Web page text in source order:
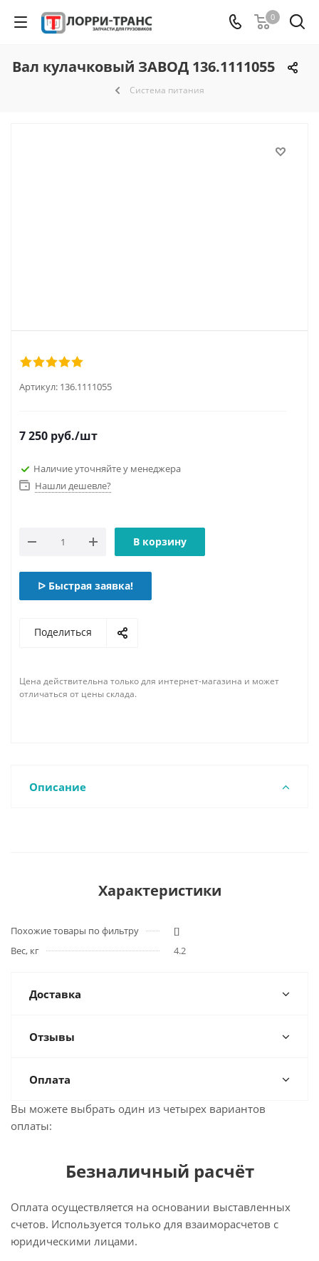
0
Вал кулачковый ЗАВОД 136.1111055
Система питания
Артикул: 136.1111055
7 250 руб./шт
Наличие уточняйте у менеджера
Нашли дешевле?
В корзину
ᐅ Быстрая заявка!
Поделиться
Цена действительна только для интернет-магазина и может
отличаться от цены склада.
Описание
Характеристики
Похожие товары по фильтру
[]
Вес, кг
4.2
Доставка
Отзывы
Оплата
Вы можете выбрать один из четырех вариантов
оплаты:
Безналичный расчёт
Оплата осуществляется на основании выставленных
счетов. Используется только для взаиморасчетов с
юридическими лицами.